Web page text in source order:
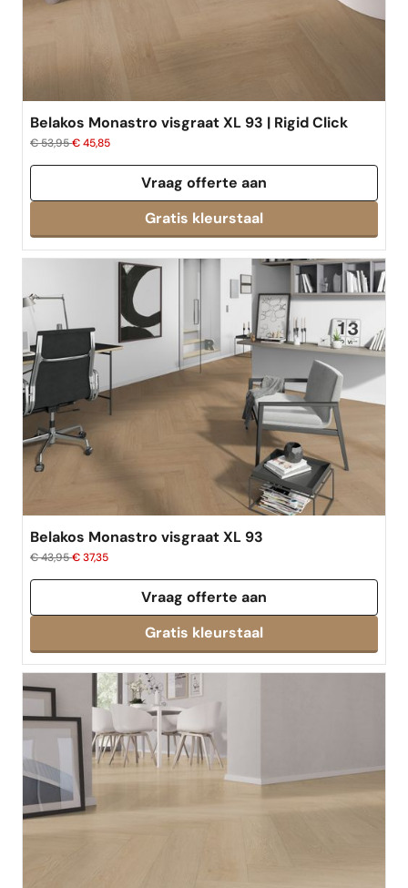
Belakos Monastro visgraat XL 93 | Rigid Click
€ 53,95€ 45,85
Vraag offerte aan
Belakos Monastro visgraat XL 93
€ 43,95€ 37,35
Vraag offerte aan